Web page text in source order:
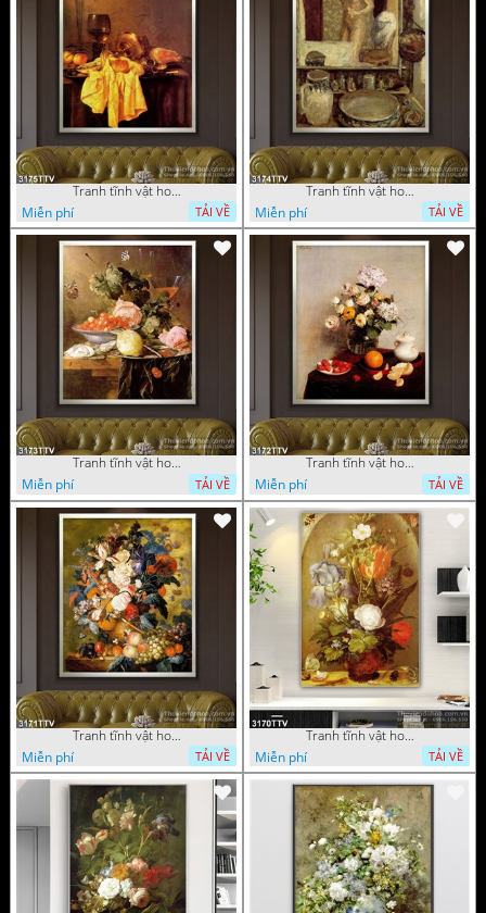
Tranh tĩnh vật hoa quả sơn dầu trang trí đẹp
Miễn phí
TẢI VỀ
Tranh tĩnh vật hoa quả sơn dầu nghệ thuật
Miễn phí
TẢI VỀ
Tranh tĩnh vật hoa quả sơn dầu độc đáo đẹp
Miễn phí
TẢI VỀ
Tranh tĩnh vật hoa quả sơn dầu trang trí phòng ngủ
Miễn phí
TẢI VỀ
Tranh tĩnh vật hoa quả sơn dầu đẹp
Miễn phí
TẢI VỀ
Tranh tĩnh vật hoa quả sơn dầu độc đáo
Miễn phí
TẢI VỀ